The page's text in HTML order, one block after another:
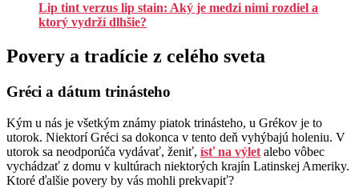
Lip tint verzus lip stain: Aký je medzi nimi rozdiel a
ktorý vydrží dlhšie?
Povery a tradície z celého sveta
Gréci a dátum trinásteho
Kým u nás je všetkým známy piatok trinásteho, u Grékov je to
utorok. Niektorí Gréci sa dokonca v tento deň vyhýbajú holeniu. V
utorok sa neodporúča vydávať, ženiť, ísť na výlet alebo vôbec
vychádzať z domu v kultúrach niektorých krajín Latinskej Ameriky.
Ktoré ďalšie povery by vás mohli prekvapiť?